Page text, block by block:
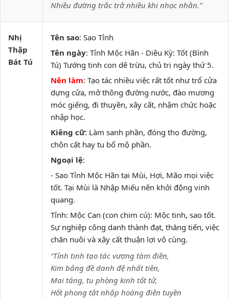
Nhiều đường trắc trở nhiều khi nhọc nhằn.”
Nhị
Thập
Bát Tú
Tên sao: Sao Tỉnh
Tên ngày: Tỉnh Mộc Hãn - Diêu Kỳ: Tốt (Bình
Tú) Tướng tinh con dê trừu, chủ trị ngày thứ 5.
Nên làm: Tạo tác nhiều việc rất tốt như trổ cửa
dựng cửa, mở thông đường nước, đào mương
móc giếng, đi thuyền, xây cất, nhậm chức hoặc
nhập học.
Kiêng cữ: Làm sanh phần, đóng thọ đường,
chôn cất hay tu bổ mộ phần.
Ngoại lệ:
- Sao Tỉnh Mộc Hãn tại Mùi, Hợi, Mão mọi việc
tốt. Tại Mùi là Nhập Miếu nên khởi động vinh
quang.
Tỉnh: Mộc Can (con chim cú): Mộc tinh, sao tốt.
Sự nghiệp công danh thành đạt, thăng tiến, việc
chăn nuôi và xây cất thuận lợi vô cùng.
“Tỉnh tinh tạo tác vượng tàm điền,
Kim bảng đề danh đệ nhất tiên,
Mai táng, tu phòng kinh tốt tử,
Hốt phong tật nhập hoàng điên tuyền